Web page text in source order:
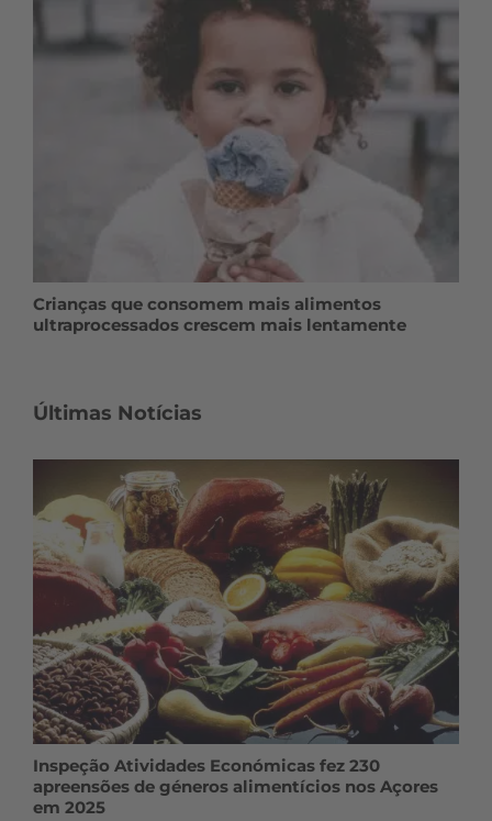
Crianças que consomem mais alimentos
ultraprocessados crescem mais lentamente
Últimas Notícias
Inspeção Atividades Económicas fez 230
apreensões de géneros alimentícios nos Açores
em 2025